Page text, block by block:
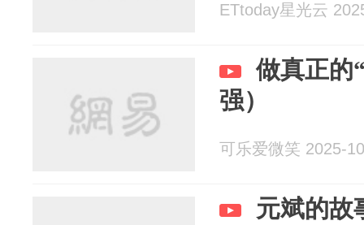
ETtoday星光云
做真正的
强）
可乐爱微笑 2025-
元斌的故